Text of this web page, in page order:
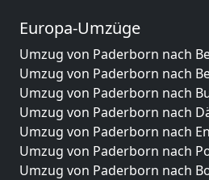
Europa-Umzüge
Umzug von Paderborn nach
Umzug von Paderborn nach
Umzug von Paderborn nach
Umzug von Paderborn nach
Umzug von Paderborn nach
Umzug von Paderborn nach
Umzug von Paderborn nach